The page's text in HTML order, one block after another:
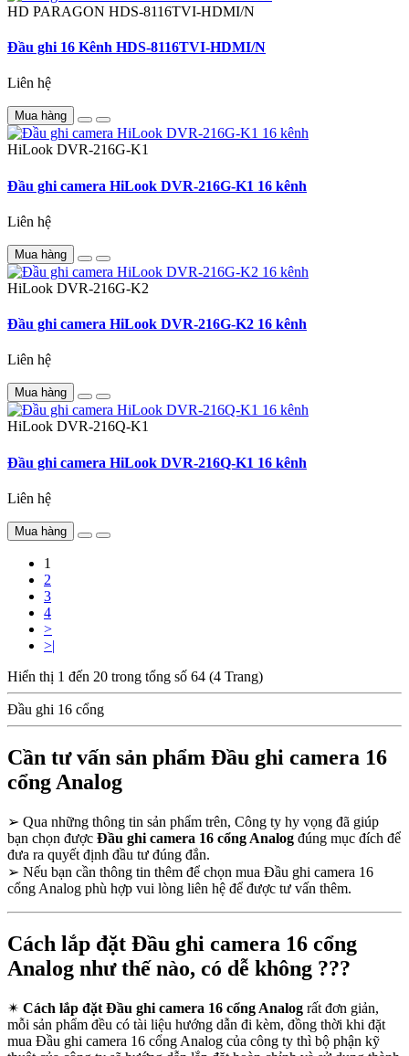
HD PARAGON HDS-8116TVI-HDMI/N
Đầu ghi 16 Kênh HDS-8116TVI-HDMI/N
Liên hệ
Mua hàng
HiLook DVR-216G-K1
Đầu ghi camera HiLook DVR-216G-K1 16 kênh
Liên hệ
Mua hàng
HiLook DVR-216G-K2
Đầu ghi camera HiLook DVR-216G-K2 16 kênh
Liên hệ
Mua hàng
HiLook DVR-216Q-K1
Đầu ghi camera HiLook DVR-216Q-K1 16 kênh
Liên hệ
Mua hàng
1
2
3
4
>
>|
Hiển thị 1 đến 20 trong tổng số 64 (4 Trang)
Đầu ghi 16 cổng
Cần tư vấn sản phẩm Đầu ghi camera 16
cổng Analog
➢ Qua những thông tin sản phẩm trên, Công ty hy vọng đã giúp
bạn chọn được Đầu ghi camera 16 cổng Analog đúng mục đích để
đưa ra quyết định đầu tư đúng đắn.
➢ Nếu bạn cần thông tin thêm để chọn mua Đầu ghi camera 16
cổng Analog phù hợp vui lòng liên hệ để được tư vấn thêm.
Cách lắp đặt Đầu ghi camera 16 cổng
Analog như thế nào, có dễ không ???
✴ Cách lắp đặt Đầu ghi camera 16 cổng Analog rất đơn giản,
mỗi sản phẩm đều có tài liệu hướng dẫn đi kèm, đồng thời khi đặt
mua Đầu ghi camera 16 cổng Analog của công ty thì bộ phận kỹ